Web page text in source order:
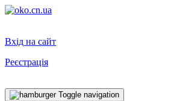
Вхід на сайт
Реєстрація
Toggle navigation